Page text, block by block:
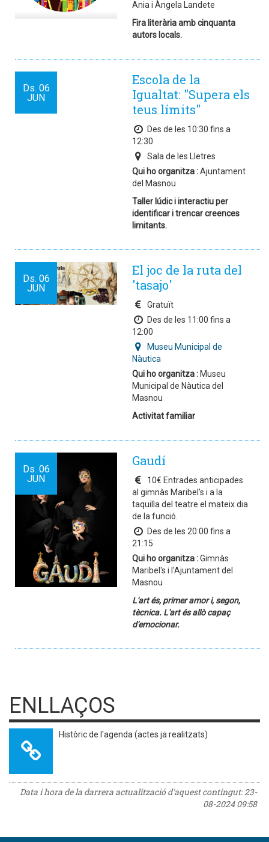
Ania i Àngela Landete
Fira literària amb cinquanta
autors locals.
Ds. 06
JUN
Escola de la
Igualtat: "Supera els
teus límits"
Des de les 10:30 fins a
12:30
Sala de les Lletres
Qui ho organitza :Ajuntament
del Masnou
Taller lúdic i interactiu per
identificar i trencar creences
limitants.
Ds. 06
JUN
El joc de la ruta del
'tasajo'
Gratuït
Des de les 11:00 fins a
12:00
Museu Municipal de
Nàutica
Qui ho organitza : Museu
Municipal de Nàutica del
Masnou
Activitat familiar
Ds. 06
JUN
Gaudí
10€ Entrades anticipades
al gimnàs Maribel's i a la
taquilla del teatre el mateix dia
de la funció.
Des de les 20:00 fins a
21:15
Qui ho organitza :Gimnàs
Maribel's i l'Ajuntament del
Masnou
L'art és, primer amor i, segon,
tècnica. L'art és allò capaç
d'emocionar.
ENLLAÇOS
Històric de l'agenda (actes ja realitzats)
Data i hora de la darrera actualització d'aquest contingut:23-
08-2024 09:58